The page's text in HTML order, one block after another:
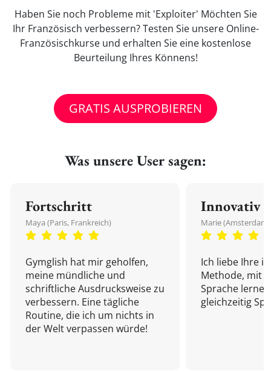
Haben Sie noch Probleme mit 'Exploiter' Möchten Sie
Ihr Französisch verbessern? Testen Sie unsere Online-
Französischkurse und erhalten Sie eine kostenlose
Beurteilung Ihres Könnens!
GRATIS AUSPROBIEREN
Was unsere User sagen:
Fortschritt
Maya (Paris, Frankreich)
Gymglish hat mir geholfen,
meine mündliche und
schriftliche Ausdrucksweise zu
verbessern. Eine tägliche
Routine, die ich um nichts in
der Welt verpassen würde!
Innovativ
Marie
Ich liebe Ihre
Methode, mit
Sprache
gleichzeitig